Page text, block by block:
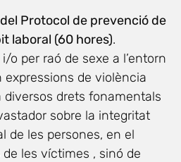
Protocol de prevenció de
laboral (60 hores).
o per raó de sexe a l’entorn
de violència
drets fonamentals
sobre la integritat
de les persones, en el
les víctimes , sinó de